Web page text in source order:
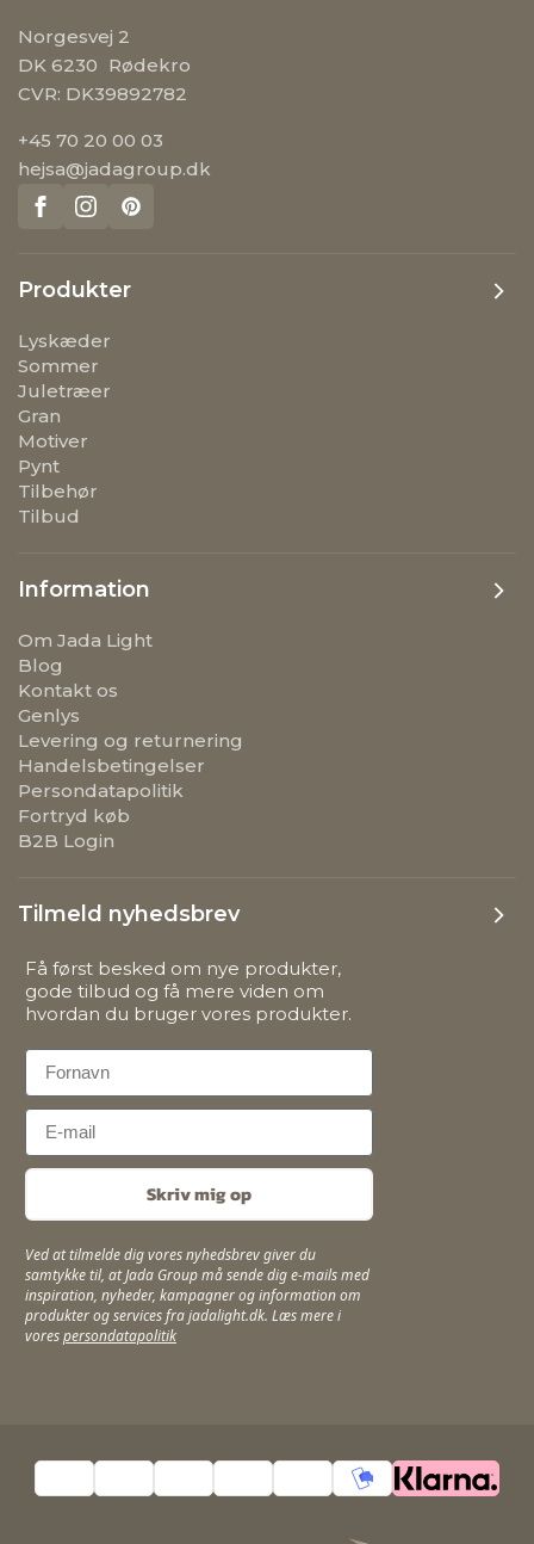
Norgesvej 2
DK 6230 Rødekro
CVR: DK39892782
+45 70 20 00 03
hejsa@jadagroup.dk
Produkter
Lyskæder
Sommer
Juletræer
Gran
Motiver
Pynt
Tilbehør
Tilbud
Information
Om Jada Light
Blog
Kontakt os
Genlys
Levering og returnering
Handelsbetingelser
Persondatapolitik
Fortryd køb
B2B Login
Tilmeld nyhedsbrev
Få først besked om nye produkter,
gode tilbud og få mere viden om
hvordan du bruger vores produkter.
First Name
Email
Skriv mig op
Ved at tilmelde dig vores nyhedsbrev giver du
samtykke til, at Jada Group må sende dig e-mails med
inspiration, nyheder, kampagner og information om
produkter og services fra jadalight.dk. Læs mere i
vorespersondatapolitik